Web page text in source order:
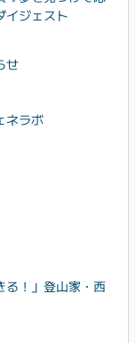
イジェスト
せ
ネラボ
る！」登山家・西